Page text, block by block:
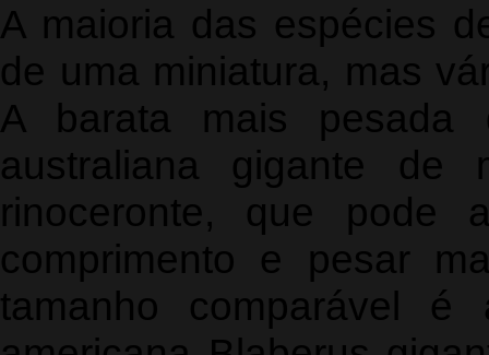
A maioria das espécies
de uma miniatura, mas
A barata mais
australiana gigante de
rinoceronte, que
comprimento e pesar
tamanho comparável